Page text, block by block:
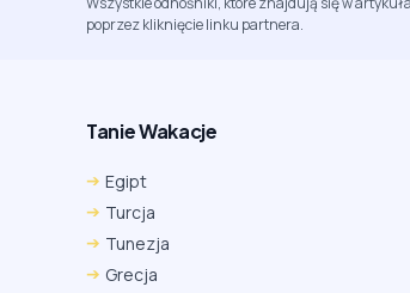
poprzez kliknięcie linku partnera.
Tanie Wakacje
Egipt
Turcja
Tunezja
Grecja